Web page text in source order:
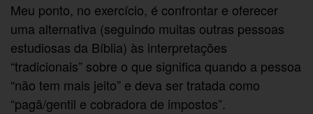
Meu ponto, no exercício, é confrontar e oferecer
uma alternativa (seguindo muitas outras pessoas
estudiosas da Bíblia) às interpretações
“tradicionais” sobre o que significa quando a pessoa
“não tem mais jeito” e deva ser tratada como
“pagã/gentil e cobradora de impostos”.